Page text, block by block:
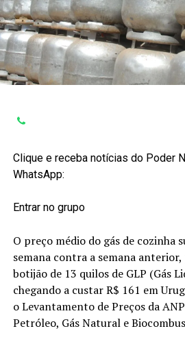
Clique e receba notícias do Poder
WhatsApp:
Entrar no grupo
O preço médio do gás de cozinha
semana contra a semana
botijão de 13 quilos de GLP (Gás
chegando a custar R$ 161 em
o Levantamento de Preços da
Petróleo, Gás Natural e